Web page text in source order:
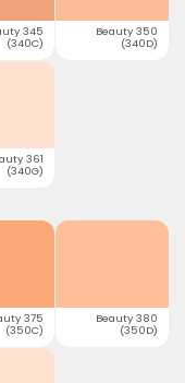
345
(340C)
Beauty 350
(340D)
361
(340G)
375
(350C)
Beauty 380
(350D)